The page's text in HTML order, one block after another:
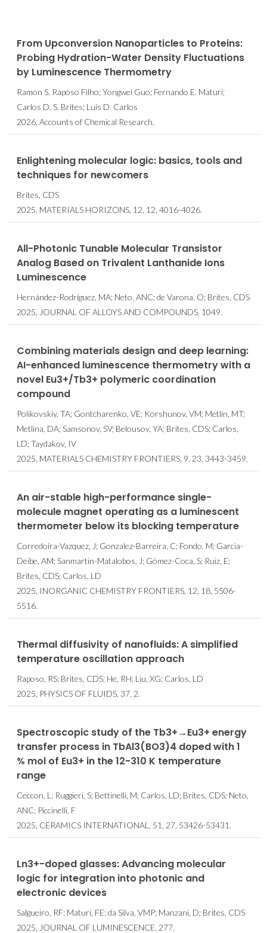
From Upconversion Nanoparticles to Proteins:
Probing Hydration-Water Density Fluctuations
by Luminescence Thermometry
Ramon S. Raposo Filho; Yongwei Guo; Fernando E. Maturi;
Carlos D. S. Brites; Luís D. Carlos
2026, Accounts of Chemical Research.
Enlightening molecular logic: basics, tools and
techniques for newcomers
Brites, CDS
2025, MATERIALS HORIZONS, 12, 12, 4016-4026.
All-Photonic Tunable Molecular Transistor
Analog Based on Trivalent Lanthanide Ions
Luminescence
Hernández-Rodríguez, MA; Neto, ANC; de Varona, O; Brites, CDS
2025, JOURNAL OF ALLOYS AND COMPOUNDS, 1049.
Combining materials design and deep learning:
AI-enhanced luminescence thermometry with a
novel Eu3+/Tb3+ polymeric coordination
compound
Polikovskiy, TA; Gontcharenko, VE; Korshunov, VM; Metlin, MT;
Metlina, DA; Samsonov, SV; Belousov, YA; Brites, CDS; Carlos,
LD; Taydakov, IV
2025, MATERIALS CHEMISTRY FRONTIERS, 9, 23, 3443-3459.
An air-stable high-performance single-
molecule magnet operating as a luminescent
thermometer below its blocking temperature
Corredoira-Vazquez, J; Gonzalez-Barreira, C; Fondo, M; Garcia-
Deibe, AM; Sanmartin-Matalobos, J; Gómez-Coca, S; Ruiz, E;
Brites, CDS; Carlos, LD
2025, INORGANIC CHEMISTRY FRONTIERS, 12, 18, 5506-
5516.
Thermal diffusivity of nanofluids: A simplified
temperature oscillation approach
Raposo, RS; Brites, CDS; He, RH; Liu, XG; Carlos, LD
2025, PHYSICS OF FLUIDS, 37, 2.
Spectroscopic study of the Tb3+→Eu3+ energy
transfer process in TbAl3(BO3)4 doped with 1
% mol of Eu3+ in the 12-310 K temperature
range
Ceccon, L; Ruggieri, S; Bettinelli, M; Carlos, LD; Brites, CDS; Neto,
ANC; Piccinelli, F
2025, CERAMICS INTERNATIONAL, 51, 27, 53426-53431.
Ln3+-doped glasses: Advancing molecular
logic for integration into photonic and
electronic devices
Salgueiro, RF; Maturi, FE; da Silva, VMP; Manzani, D; Brites, CDS
2025, JOURNAL OF LUMINESCENCE, 277.